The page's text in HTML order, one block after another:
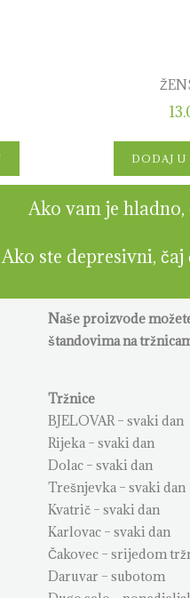
DODAJ U
Ako vam je
Ako ste depresivni,
Naše proizvode
štandovima na
Tržnice
BJELOVAR – svaki dan
Rijeka – svaki dan
Dolac – svaki dan
Trešnjevka – svaki dan
Kvatrič – svaki dan
Karlovac – svaki dan
Čakovec – srijedom
Daruvar – subotom